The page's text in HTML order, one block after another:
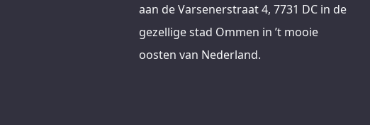
aan de Varsenerstraat 4, 7731 DC in de
gezellige stad Ommen in ’t mooie
oosten van Nederland.